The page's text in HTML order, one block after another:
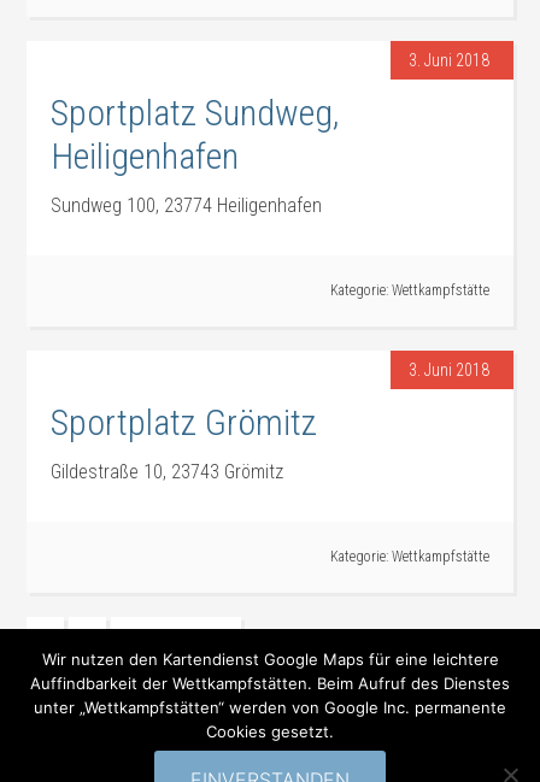
3. Juni 2018
Sportplatz Sundweg,
Heiligenhafen
Sundweg 100, 23774 Heiligenhafen
Kategorie: Wettkampfstätte
3. Juni 2018
Sportplatz Grömitz
Gildestraße 10, 23743 Grömitz
Kategorie: Wettkampfstätte
Impressum/Datenschutz
Vereine
Wir nutzen den Kartendienst Google Maps für eine leichtere
Auffindbarkeit der Wettkampfstätten. Beim Aufruf des Dienstes
unter „Wettkampfstätten“ werden von Google Inc. permanente
Cookies gesetzt.